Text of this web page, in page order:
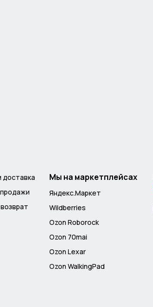
доставка
Мы на маркетплейсах
Яндекс.Маркет
Wildberries
Ozon Roborock
Ozon 70mai
Ozon Lexar
Ozon WalkingPad